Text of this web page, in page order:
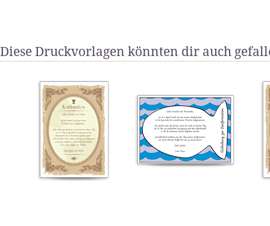
Diese Druckvorlagen könnten dir auch